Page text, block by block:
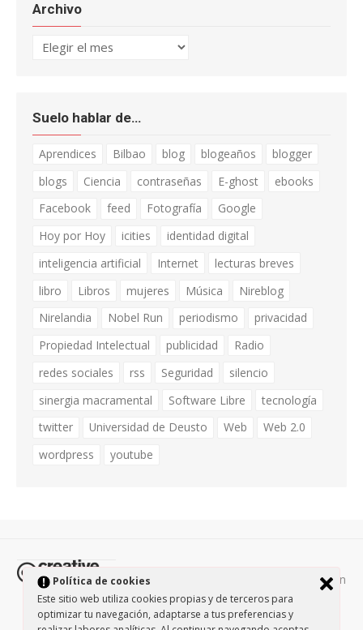
Política de cookies
Este sitio web utiliza cookies propias y de terceros para
optimizar tu navegación, adaptarse a tus preferencias y
Archivo
Archivo
Suelo hablar de…
Aprendices Bilbao blog blogeaños
blogger
blogs
Ciencia contraseñas E-ghost
ebooks
Facebook
feed Fotografía
Google
Hoy por Hoy
icities
identidad digital
inteligencia artificial
Internet
lecturas breves
libro
Libros mujeres Música
Nireblog
Nirelandia
Nobel Run periodismo
privacidad
Propiedad Intelectual
publicidad
Radio
redes sociales
rss Seguridad
silencio
sinergia macramental
Software Libre
tecnología
twitter
Universidad de Deusto Web
Web 2.0
wordpress
youtube
Todos los contenidos de esta página están
protegidos por la licencia Creative Commons Attribution-
NonCommercial-ShareAlike 3.0. / Política de privacidad